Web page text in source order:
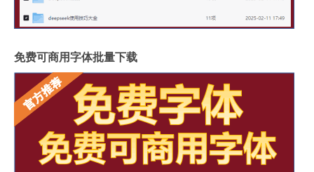
免费可商用字体批量下载